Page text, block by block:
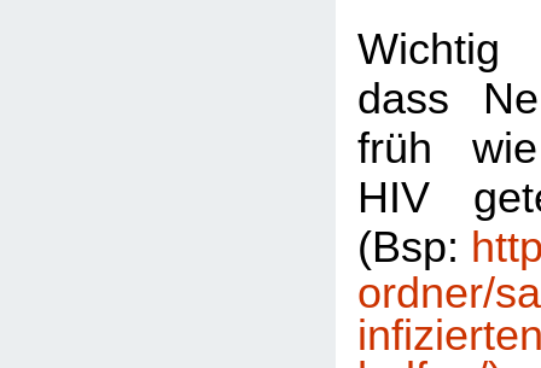
dass
früh
HIV
(Bsp:
ordner/